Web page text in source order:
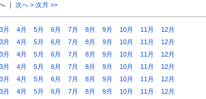
｜ 次へ > 次月 >>
3月 4月 5月 6月 7月 8月 9月 10月 11月
12月
3月 4月 5月 6月 7月 8月 9月 10月 11月
12月
3月 4月 5月 6月 7月 8月 9月 10月 11月
12月
3月 4月 5月 6月 7月 8月 9月 10月 11月
12月
3月 4月 5月 6月 7月 8月 9月 10月 11月
12月
3月 4月 5月 6月 7月 8月 9月 10月 11月
12月